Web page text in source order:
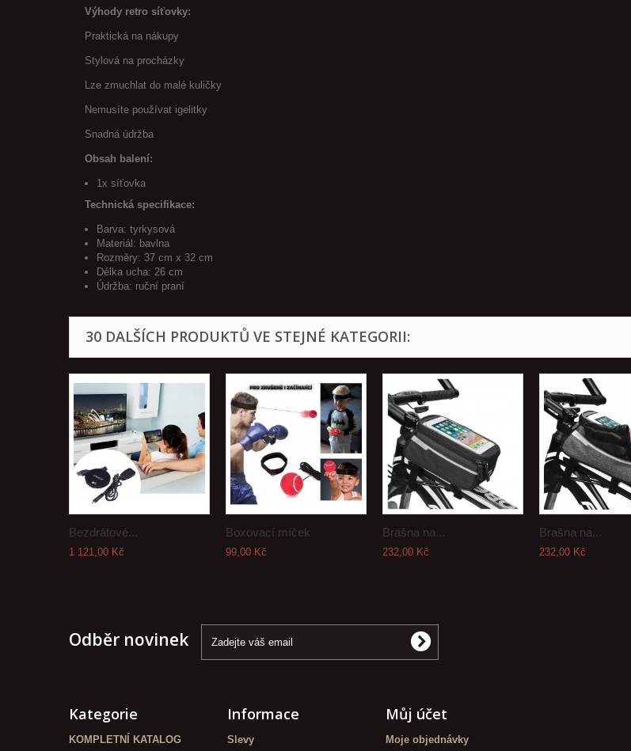
Výhody retro síťovky:
Praktická na nákupy
Stylová na procházky
Lze zmuchlat do malé kuličky
Nemusíte používat igelitky
Snadná údržba
Obsah balení:
1x síťovka
Technická specifikace:
Barva: tyrkysová
Materiál: bavlna
Rozměry: 37 cm x 32 cm
Délka ucha: 26 cm
Údržba: ruční praní
30 DALŠÍCH PRODUKTŮ VE STEJNÉ KATEGORII:
Bezdrátové...
1 121,00 Kč
Boxovací míček
99,00 Kč
Brašna na...
232,00 Kč
Brašna na...
232,00 Kč
Odběr novinek
Kategorie
KOMPLETNÍ KATALOG
Informace
Slevy
Můj účet
Moje objednávky